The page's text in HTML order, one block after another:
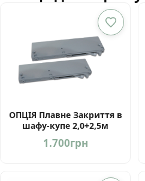
ОПЦІЯ Плавне Закриття в
шафу-купе 2,0+2,5м
1.700грн